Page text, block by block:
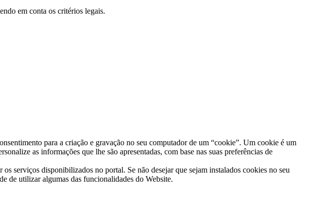
em conta os critérios legais.
para a criação e gravação no seu computador de um “cookie”. Um cookie é um
as informações que lhe são apresentadas, com base nas suas preferências de
serviços disponibilizados no portal. Se não desejar que sejam instalados cookies no seu
de utilizar algumas das funcionalidades do Website.